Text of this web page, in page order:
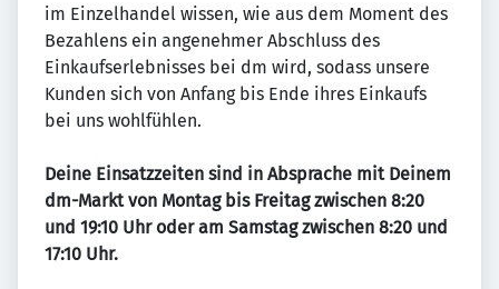
im Einzelhandel wissen, wie aus dem Moment des
Bezahlens ein angenehmer Abschluss des
Einkaufserlebnisses bei dm wird, sodass unsere
Kunden sich von Anfang bis Ende ihres Einkaufs
bei uns wohlfühlen.
Deine Einsatzzeiten sind in Absprache mit Deinem
dm-Markt von Montag bis Freitag zwischen 8:20
und 19:10 Uhr oder am Samstag zwischen 8:20 und
17:10 Uhr.